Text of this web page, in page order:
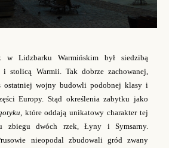
w Lidzbarku Warmińskim był siedzibą
stolicą Warmii. Tak dobrze zachowanej,
ostatniej wojny budowli podobnej klasy i
Europy. Stąd określenia zabytku jako
które oddają unikatowy charakter tej
u zbiegu dwóch rzek, Łyny i Symsarny.
nieopodal zbudowali gród zwany